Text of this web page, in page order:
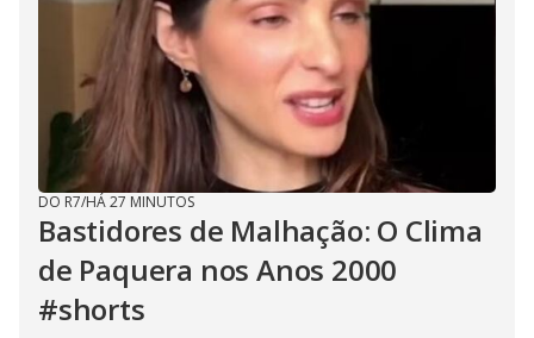
DO R7/HÁ 27 MINUTOS
Bastidores de Malhação: O Clima
de Paquera nos Anos 2000
#shorts